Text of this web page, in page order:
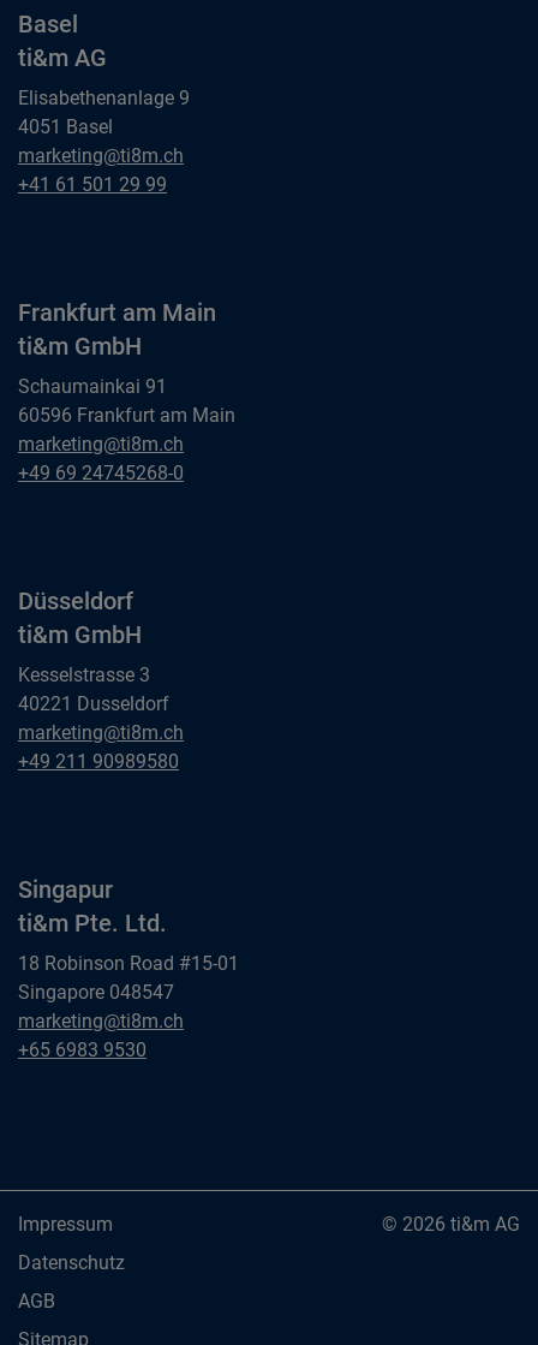
Basel
ti&m AG
Elisabethenanlage 9
4051 Basel
Basel
ti&m AG
marketing@ti8m.ch
Basel
+41 61 501 29 99
Frankfurt am Main
ti&m GmbH
Schaumainkai 91
60596 Frankfurt am Main
Frankfurt am Main
ti&m GmbH
marketing@ti8m.ch
Frankfurt am Main
+49 69 24745268-0
Düsseldorf
ti&m GmbH
Kesselstrasse 3
40221 Dusseldorf
Düsseldorf
ti&m GmbH
marketing@ti8m.ch
Düsseldorf
+49 211 90989580
Singapur
ti&m Pte. Ltd.
18 Robinson Road #15-01
Singapore 048547
Singapur
ti&m Pte. Ltd.
marketing@ti8m.ch
Singapur
+65 6983 9530
Impressum
Datenschutz
AGB
Sitemap
© 2026 ti&m AG